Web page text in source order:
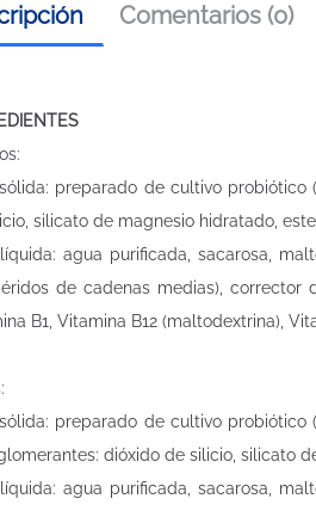
Comentarios (0)
sólida: preparado de cultivo
silicato de magnesio hidratado,
líquida: agua purificada, sacarosa,
de cadenas medias), corrector
B1, Vitamina B12 (maltodextrina),
sólida: preparado de cultivo
dióxido de silicio, silicato
líquida: agua purificada, sacarosa,